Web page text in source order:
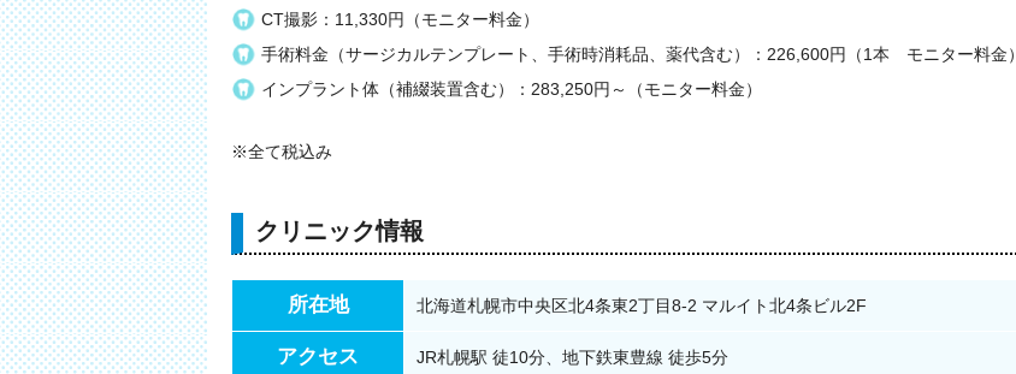
CT撮影：11,330円（モニター料金）
手術料金（サージカルテンプレート、手術時消耗品、薬代含む）：226,600円（1本 モニター料金）
インプラント体（補綴装置含む）：283,250円～（モニター料金）
※全て税込み
クリニック情報
所在地 北海道札幌市中央区北4条東2丁目8-2 マルイト北4条ビル2F
アクセス JR札幌駅 徒10分、地下鉄東豊線 徒歩5分